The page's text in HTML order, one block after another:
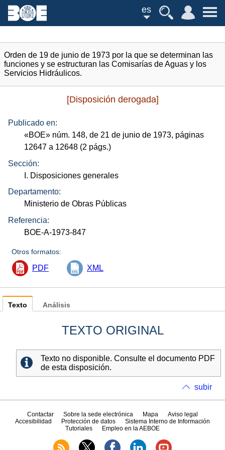
es
Orden de 19 de junio de 1973 por la que se determinan las
funciones y se estructuran las Comisarías de Aguas y los
Servicios Hidráulicos.
[Disposición derogada]
Publicado en:
«BOE» núm. 148, de 21 de junio de 1973, páginas
12647 a 12648 (2 págs.)
Sección:
I. Disposiciones generales
Departamento:
Ministerio de Obras Públicas
Referencia:
BOE-A-1973-847
Otros formatos:
PDF XML
Texto
TEXTO ORIGINAL
Texto no disponible. Consulte el documento PDF
de esta disposición.
Análisis
subir
Contactar Sobre la sede electrónica Mapa
Aviso legal
Accesibilidad
Protección de datos
Sistema Interno de Información
Tutoriales
Empleo en la AEBOE